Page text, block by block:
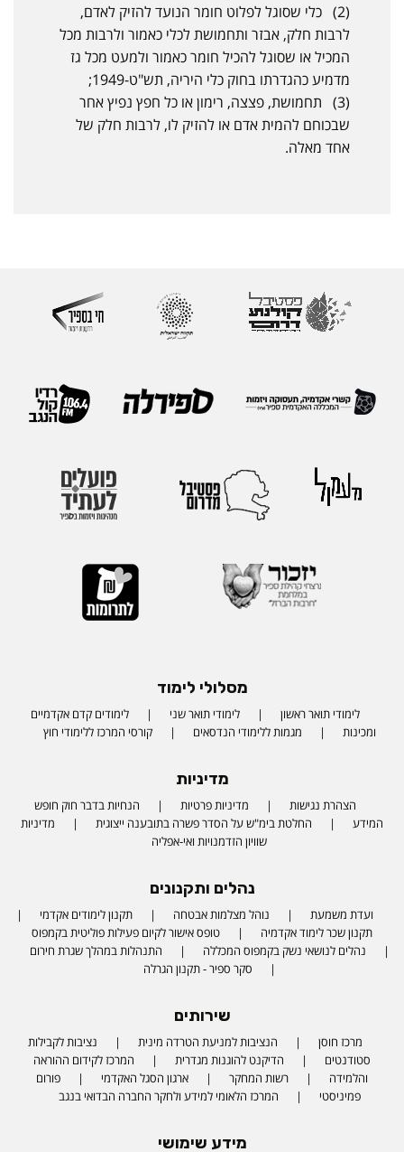
(2) כלי שסוגל לפלוט חומר הנועד להזיק לאדם,
לרבות חלק, אבזר ותחמושת לכלי כאמור ולרבות מכל
המכיל או שסוגל להכיל חומר כאמור ולמעט מכל גז
מדמיע כהגדרתו בחוק כלי היריה, תש"ט-1949;
(3) תחמושת, פצצה, רימון או כל חפץ נפיץ אחר
שבכוחם להמית אדם או להזיק לו, לרבות חלק של
אחד מאלה.
מסלולי לימוד
לימודי תואר ראשון לימודי תואר שני
לימודים קדם אקדמיים
ומכינות
מגמות ללימודי הנדסאים קורסי המרכז ללימודי חוץ
מדיניות
הצהרת נגישות מדיניות פרטיות
הנחיות בדבר חוק חופש
המידע
החלטת בימ"ש על הסדר פשרה בתובענה ייצוגית
מדיניות
שוויון הזדמנויות ואי-אפליה
נהלים ותקנונים
ועדת משמעת נוהל מצלמות אבטחה
תקנון לימודים אקדמי
תקנון שכר לימוד אקדמיה
טופס אישור לקיום פעילות פוליטית בקמפוס
נהלים לנושאי נשק בקמפוס המכללה
התנהלות במהלך שגרת חירום
סקר ספיר - תקנון הגרלה
שירותים
מרכז חוסן הנציבות למניעת הטרדה מינית
נציבות לקבילות
סטודנטים
הדיקנט להוגנות מגדרית
המרכז לקידום ההוראה
והלמידה
רשות המחקר ארגון הסגל האקדמי
פורום
פמיניסטי
המרכז הלאומי למידע ולחקר החברה הבדואי בנגב
מידע שימושי